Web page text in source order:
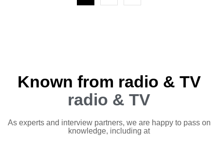
Known from radio & TV
radio & TV
As experts and interview partners, we are happy to pass on
knowledge, including at